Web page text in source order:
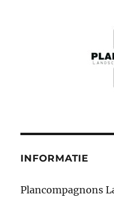
INFORMATIE
Plancompagnons